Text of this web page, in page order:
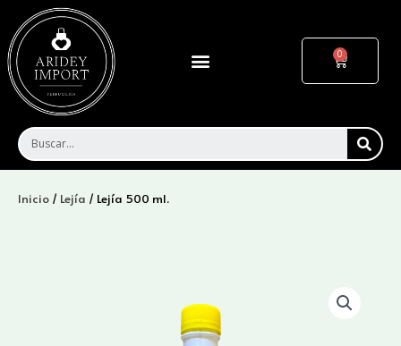
contenido
Menu Cart
Inicio / Lejía / Lejía 500 ml.